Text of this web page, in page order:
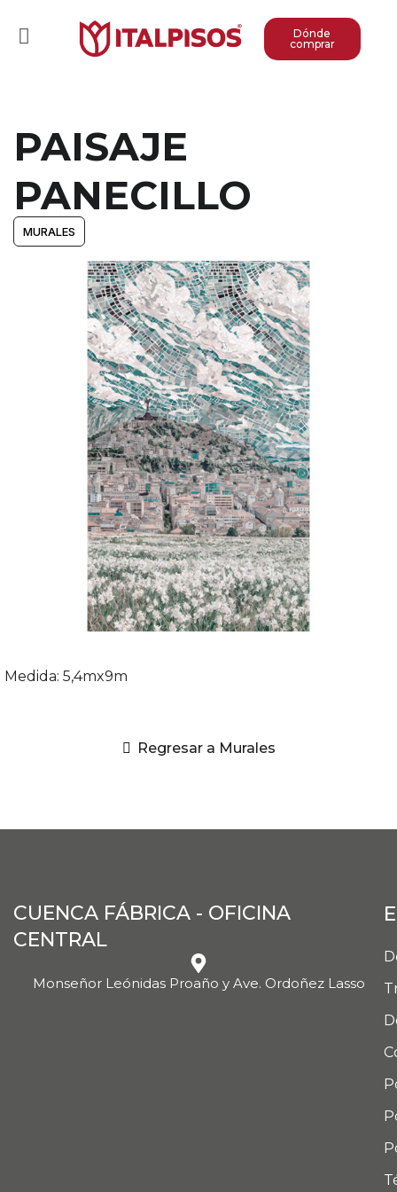
Dónde
comprar
PAISAJE
PANECILLO
MURALES
Medida: 5,4mx9m
Regresar a Murales
CUENCA FÁBRICA - OFICINA
CENTRAL
Monseñor Leónidas Proaño y Ave. Ordoñez Lasso